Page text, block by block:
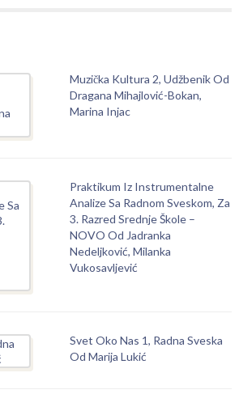
Muzička Kultura 2, Udžbenik Od
Dragana Mihajlović-Bokan,
Marina Injac
Praktikum Iz Instrumentalne
Analize Sa Radnom Sveskom, Za
3. Razred Srednje Škole –
NOVO Od Jadranka
Nedeljković, Milanka
Vukosavljević
Svet Oko Nas 1, Radna Sveska
Od Marija Lukić